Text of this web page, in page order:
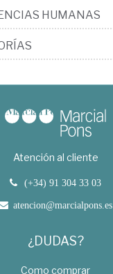
HUMANAS
Atención al cliente
(+34) 91 304 33 03
atencion@marcialpons.es
¿DUDAS?
Como comprar